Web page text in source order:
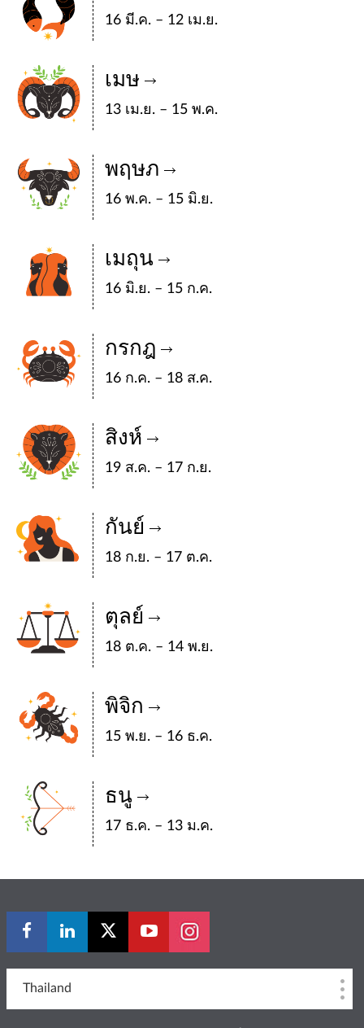
16 มี.ค. – 12 เม.ย.
เมษ
13 เม.ย. – 15 พ.ค.
พฤษภ
16 พ.ค. – 15 มิ.ย.
เมถุน
16 มิ.ย. – 15 ก.ค.
กรกฎ
16 ก.ค. – 18 ส.ค.
สิงห์
19 ส.ค. – 17 ก.ย.
กันย์
18 ก.ย. – 17 ต.ค.
ตุลย์
18 ต.ค. – 14 พ.ย.
พิจิก
15 พ.ย. – 16 ธ.ค.
ธนู
17 ธ.ค. – 13 ม.ค.
Thailand